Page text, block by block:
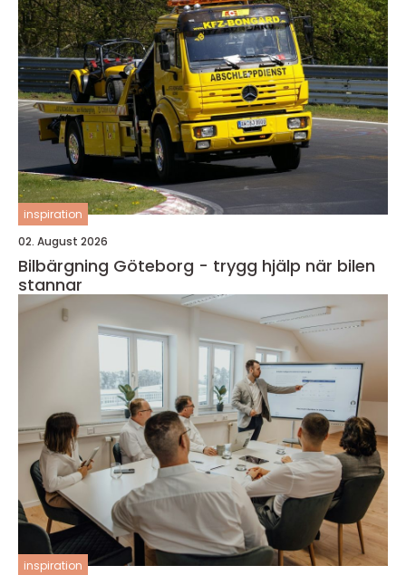
inspiration
02. August 2026
Bilbärgning Göteborg - trygg hjälp när bilen
stannar
inspiration